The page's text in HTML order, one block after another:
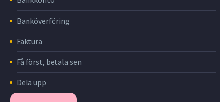
Banköverföring
Faktura
Få först, betala sen
Dela upp